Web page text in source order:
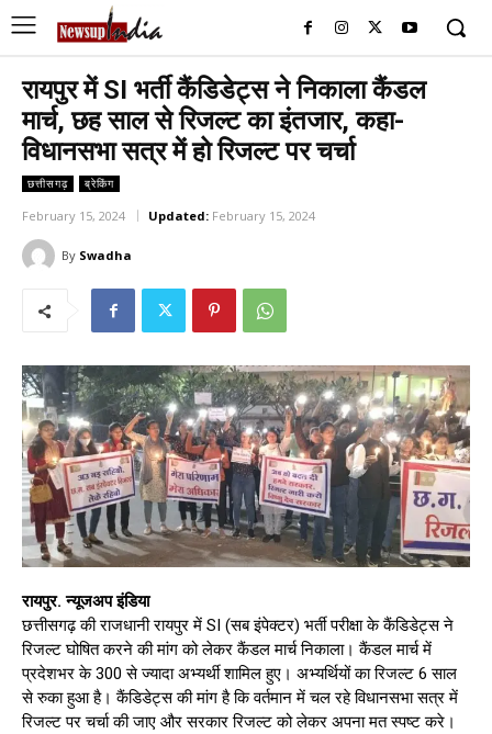
रायपुर में SI भर्ती कैंडिडेट्स ने निकाला कैंडल
मार्च, छह साल से रिजल्ट का इंतजार, कहा-
विधानसभा सत्र में हो रिजल्ट पर चर्चा
छत्तीसगढ़ ब्रेकिंग
February 15, 2024 Updated: February 15, 2024
By Swadha
रायपुर. न्यूजअप इंडिया
छत्तीसगढ़ की राजधानी रायपुर में SI (सब इंपेक्टर) भर्ती परीक्षा के कैंडिडेट्स ने
रिजल्ट घोषित करने की मांग को लेकर कैंडल मार्च निकाला। कैंडल मार्च में
प्रदेशभर के 300 से ज्यादा अभ्यर्थी शामिल हुए। अभ्यर्थियों का रिजल्ट 6 साल
से रुका हुआ है। कैंडिडेट्स की मांग है कि वर्तमान में चल रहे विधानसभा सत्र में
रिजल्ट पर चर्चा की जाए और सरकार रिजल्ट को लेकर अपना मत स्पष्ट करे।